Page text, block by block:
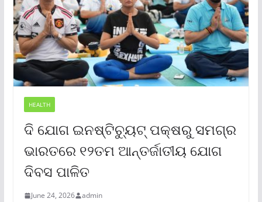
HEALTH
ଦି ଯୋଗ ଇନଷ୍ଟିଚ୍ୟୁଟ୍ ପକ୍ଷରୁ ସମଗ୍ର
ଭାରତରେ ୧୨ତମ ଆନ୍ତର୍ଜାତୀୟ ଯୋଗ
ଦିବସ ପାଳିତ
June 24, 2026 admin